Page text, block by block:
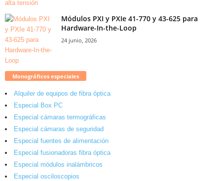
Módulos PXI y PXIe 41-770 y 43-625 para
Hardware-In-the-Loop
24 junio, 2026
Monográficos especiales
Alquiler de equipos de fibra óptica
Especial Box PC
Especial cámaras termográficas
Especial cámaras de seguridad
Especial fuentes de alimentación
Especial fusionadoras fibra óptica
Especial módulos inalámbricos
Especial osciloscopios